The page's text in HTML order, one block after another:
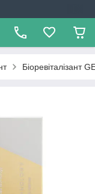
Біоревіталізант